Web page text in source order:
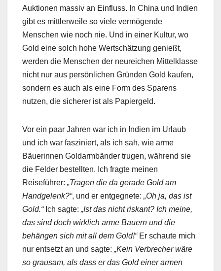
Auktionen massiv an Einfluss. In China und Indien
gibt es mittlerweile so viele vermögende
Menschen wie noch nie. Und in einer Kultur, wo
Gold eine solch hohe Wertschätzung genießt,
werden die Menschen der neureichen Mittelklasse
nicht nur aus persönlichen Gründen Gold kaufen,
sondern es auch als eine Form des Sparens
nutzen, die sicherer ist als Papiergeld.
Vor ein paar Jahren war ich in Indien im Urlaub
und ich war fasziniert, als ich sah, wie arme
Bäuerinnen Goldarmbänder trugen, während sie
die Felder bestellten. Ich fragte meinen
Reiseführer: „Tragen die da gerade Gold am
Handgelenk?“, und er entgegnete: „Oh ja, das ist
Gold.“Ich sagte: „Ist das nicht riskant? Ich meine,
das sind doch wirklich arme Bauern und die
behängen sich mit all dem Gold!“Er schaute mich
nur entsetzt an und sagte: „Kein Verbrecher wäre
so grausam, als dass er das Gold einer armen